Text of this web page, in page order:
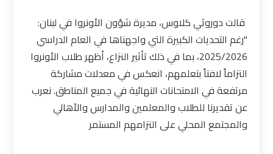
قالت دوروثي كلاوس، مديرة شؤون الأونروا في لبنان:
"رغم التحديات الكبيرة التي واجهناها في العام الدراسي
2025/2026، بما في ذلك تأثير النزاع، أظهر طلاب الأونروا
التزاماً لافتاً بتعلمهم، انعكس في معدلات مشاركة
مرتفعة في الامتحانات النهائية في جميع المناطق. نعرب
عن تقديرنا للطلاب والمعلمين والمدارس والأهالي
والمجتمع المحلي على التزامهم المستمر